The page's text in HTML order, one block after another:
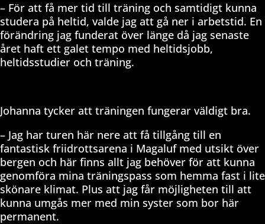
– För att få mer tid till träning och samtidigt kunna
studera på heltid, valde jag att gå ner i arbetstid. En
förändring jag funderat över länge då jag senaste
året haft ett galet tempo med heltidsjobb,
heltidsstudier och träning.
Johanna tycker att träningen fungerar väldigt bra.
– Jag har turen här nere att få tillgång till en
fantastisk friidrottsarena i Magaluf med utsikt över
bergen och här finns allt jag behöver för att kunna
genomföra mina träningspass som hemma fast i lite
skönare klimat. Plus att jag får möjligheten till att
kunna umgås mer med min syster som bor här
permanent.